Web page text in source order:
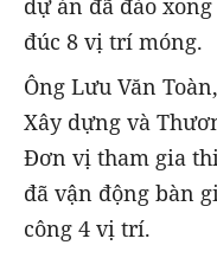
dự án đã đào
đúc 8 vị trí móng.
Ông Lưu Văn
Xây dựng và
Đơn vị tham gia
đã vận động bàn
công 4 vị trí.